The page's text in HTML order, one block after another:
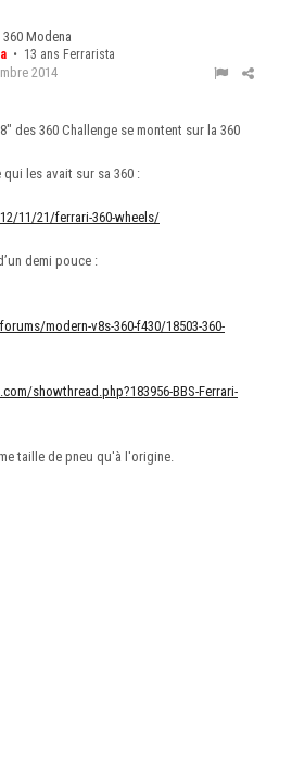
360 Modena
• 13 ans Ferrarista
2014
des 360 Challenge se montent sur la 360
les avait sur sa 360 :
11/21/ferrari-360-wheels/
demi pouce :
modern-v8s-360-f430/18503-360-
showthread.php?183956-BBS-Ferrari-
taille de pneu qu'à l'origine.